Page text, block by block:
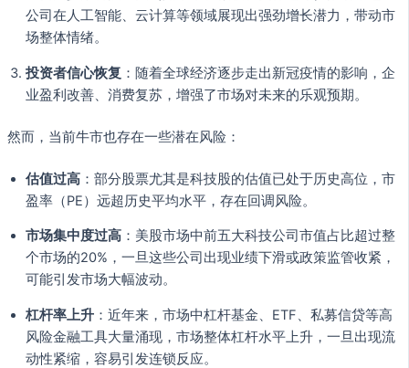
公司在人工智能、云计算等领域展现出强劲增长潜力，带动市
场整体情绪。
投资者信心恢复 ：随着全球经济逐步走出新冠疫情的影响，企
业盈利改善、消费复苏，增强了市场对未来的乐观预期。
然而，当前牛市也存在一些潜在风险：
估值过高 ：部分股票尤其是科技股的估值已处于历史高位，市
盈率（PE）远超历史平均水平，存在回调风险。
市场集中度过高 ：美股市场中前五大科技公司市值占比超过整
个市场的20%，一旦这些公司出现业绩下滑或政策监管收紧，
可能引发市场大幅波动。
杠杆率上升 ：近年来，市场中杠杆基金、ETF、私募信贷等高
风险金融工具大量涌现，市场整体杠杆水平上升，一旦出现流
动性紧缩，容易引发连锁反应。